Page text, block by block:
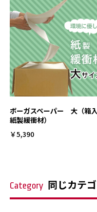
ボーガスペーパー 大（箱
紙製緩衝材）
￥5,390
Category 同じカテ